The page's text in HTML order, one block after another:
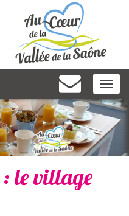
: le village